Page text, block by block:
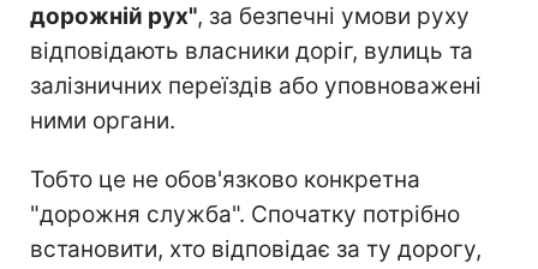
дорожній рух", за безпечні умови руху
відповідають власники доріг, вулиць та
залізничних переїздів або уповноважені
ними органи.
Тобто це не обов'язково конкретна
"дорожня служба". Спочатку потрібно
встановити, хто відповідає за ту дорогу,